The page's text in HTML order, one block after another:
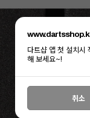
www.dartsshop.kr
다트샵 앱 첫 설치시
해 보세요~!
취소